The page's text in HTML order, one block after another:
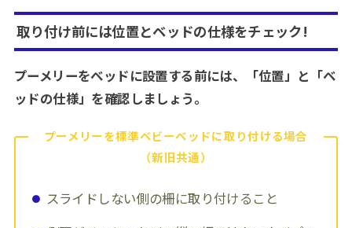
取り付け前には位置とベッドの仕様をチェック!
プーメリーをベッドに設置する前には、「位置」と「ベ
ッドの仕様」を確認しましょう。
プーメリーを標準ベビーベッドに取り付ける場合
（新旧共通）
スライドしない側の柵に取り付けること